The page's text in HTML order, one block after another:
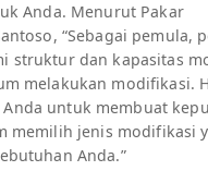
Anda. Menurut Pakar
“Sebagai pemula,
struktur dan kapasitas
melakukan modifikasi.
untuk membuat
memilih jenis modifikasi
Anda.”